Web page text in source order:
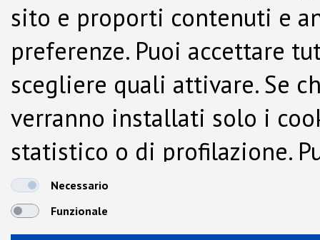
sito e proporti contenuti e
preferenze. Puoi accettare
scegliere quali attivare. Se
verranno installati solo i
statistico o di profilazione.
dalla Cookie Policy.
Necessario
Funzionale